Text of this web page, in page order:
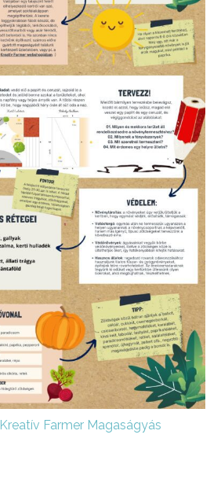
Kreatív Farmer Magaságyás